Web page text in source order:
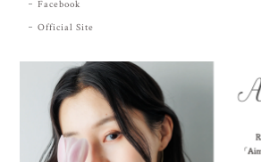
Facebook
Official Site